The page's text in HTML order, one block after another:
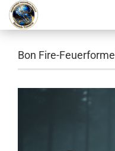
Bon Fire-Feuerformel